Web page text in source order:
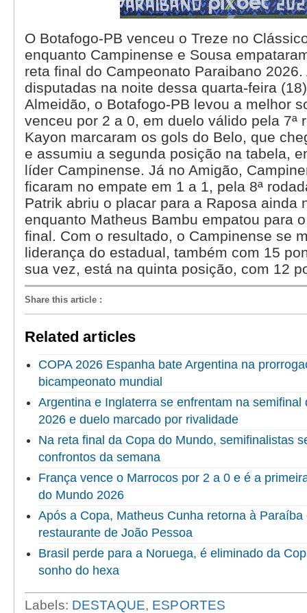
O Botafogo-PB venceu o Treze no
enquanto Campinense e Sousa
reta final do Campeonato Paraibano
disputadas na noite dessa quarta-feira
Almeidão, o Botafogo-PB levou a melhor
venceu por 2 a 0, em duelo válido pela 7ª
Kayon marcaram os gols do Belo, que
e assumiu a segunda posição na tabela,
líder Campinense. Já no Amigão,
ficaram no empate em 1 a 1, pela 8ª
Patrik abriu o placar para a Raposa ainda
enquanto Matheus Bambu empatou para
final. Com o resultado, o Campinense se
liderança do estadual, também com 15
sua vez, está na quinta posição, com 12
Share this article :
Related articles
COPA 2026 Espanha bate Argentina na
bicampeonato mundial
Argentina e Inglaterra se enfrentam na semifinal
2026 e duelo marcado por rivalidade
Na reta final da Copa do Mundo, semifinalistas
confrontos da semana
França vence o Marrocos por 2 a 0 e é a
do Mundo 2026
Após a Copa, Matheus Cunha retorna à Paraíba
restaurante de João Pessoa
Brasil perde para a Noruega, é eliminado da
sonho do hexa
Labels: DESTAQUE, ESPORTES